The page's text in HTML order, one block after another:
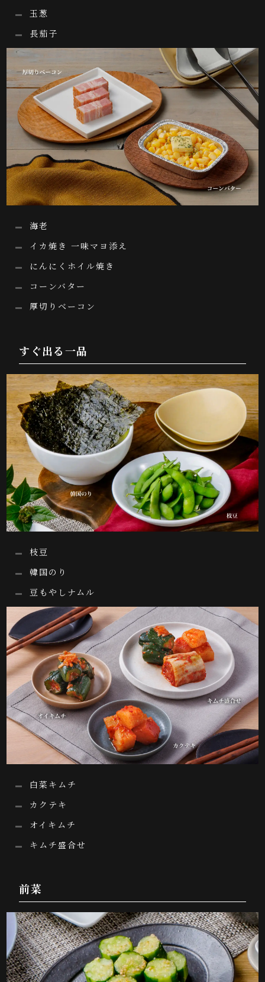
玉葱
長茄子
海老
イカ焼き 一味マヨ添え
にんにくホイル焼き
コーンバター
厚切りベーコン
すぐ出る一品
枝豆
韓国のり
豆もやしナムル
白菜キムチ
カクテキ
オイキムチ
キムチ盛合せ
前菜